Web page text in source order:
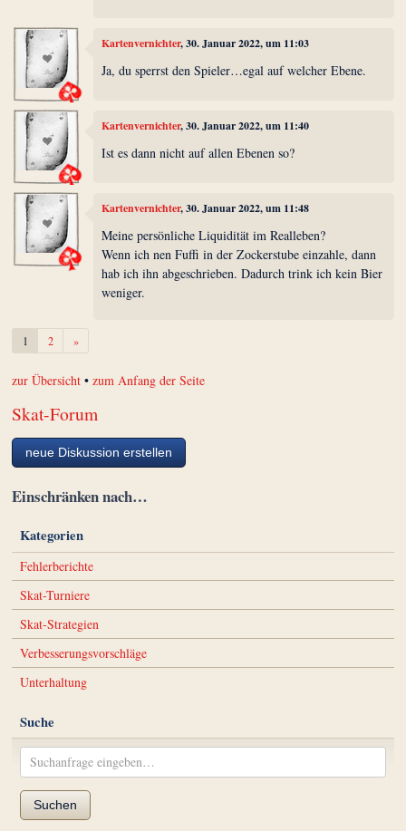
Kartenvernichter, 30. Januar 2022, um 11:03
Ja, du sperrst den Spieler…egal auf welcher Ebene.
Kartenvernichter, 30. Januar 2022, um 11:40
Ist es dann nicht auf allen Ebenen so?
Kartenvernichter, 30. Januar 2022, um 11:48
Meine persönliche Liquidität im Realleben?
Wenn ich nen Fuffi in der Zockerstube einzahle, dann
hab ich ihn abgeschrieben. Dadurch trink ich kein Bier
weniger.
1 2 »Weiter
zur Übersicht •zum Anfang der Seite
Skat-Forum
neue Diskussion erstellen
Einschränken nach…
Kategorien
Fehlerberichte
Skat-Turniere
Skat-Strategien
Verbesserungsvorschläge
Unterhaltung
Suche
Suchen